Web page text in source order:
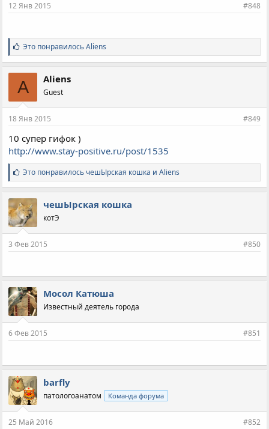
:
12 Янв 2015 #848
С
и
м
п
а
т
и
:
Это понравилосьAliens
A Aliens
Guest
18 Янв 2015 #849
10 супер гифок )
http://www.stay-positive.ru/post/1535
С
и
м
п
а
т
и
:
Это понравилось чешЫрская кошка иAliens
чешЫрская кошка
котЭ
3 Фев 2015 #850
Мосол Катюша
Известный деятель города
6 Фев 2015 #851
barfly
патологоанатом Команда форума
25 Май 2016 #852